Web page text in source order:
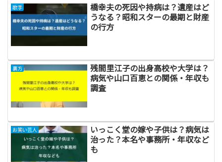
歌手
橋幸夫の死因や持病は？遺産はど
うなる？昭和スターの最期と財産
の行方
裏方
残間里江子の出身高校や大学は？
病気や山口百恵との関係・年収も
調査
お笑い芸人
いっこく堂の嫁や子供は？病気は
治った？本名や事務所・年収など
も